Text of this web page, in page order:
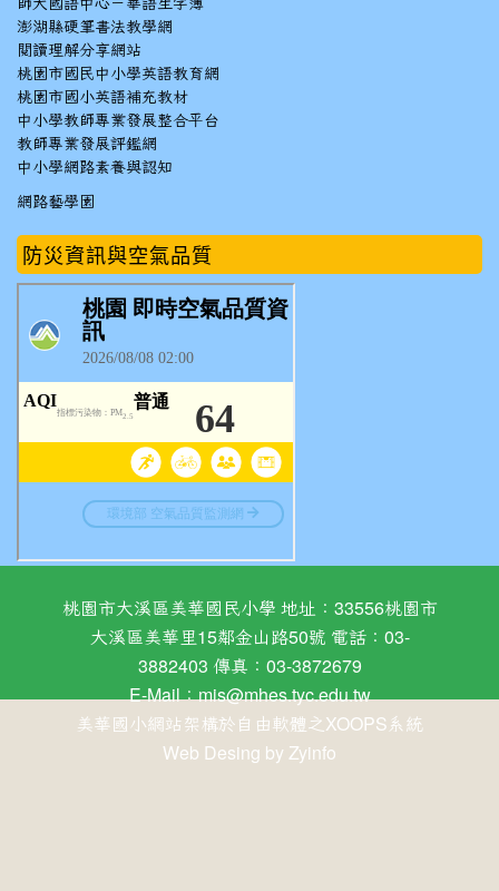
師大國語中心－華語生字簿
澎湖縣硬筆書法教學網
閱讀理解分享網站
桃園市國民中小學英語教育網
桃園市國小英語補充教材
中小學教師專業發展整合平台
教師專業發展評鑑網
中小學網路素養與認知
網路藝學園
防災資訊與空氣品質
桃園市大溪區美華國民小學 地址：33556桃園市
大溪區美華里15鄰金山路50號 電話：03-
3882403 傳真：03-3872679
E-Mail：mis@mhes.tyc.edu.tw
美華國小網站架構於自由軟體之XOOPS系統
Web Desing by Zyinfo